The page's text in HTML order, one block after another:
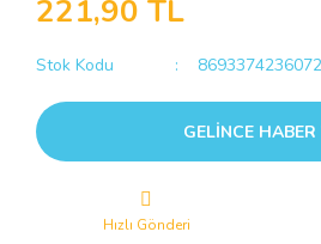
221,90 TL
Stok Kodu 8693374236072
GELİNCE HABER
Hızlı Gönderi